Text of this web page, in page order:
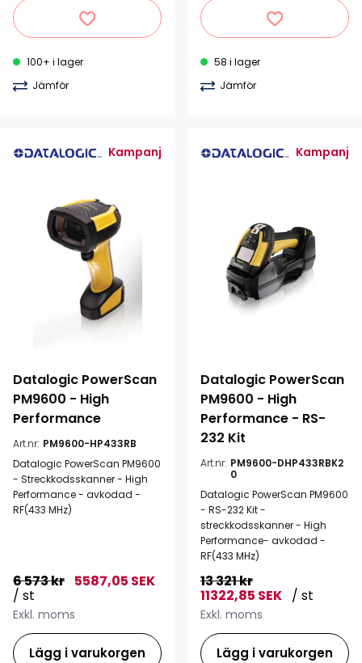
100+ i lager
Jämför
58 i lager
Jämför
Kampanj
Datalogic PowerScan
PM9600 - High
Performance
Art.nr: PM9600-HP433RB
Datalogic PowerScan PM9600
- Streckkodsskanner - High
Performance - avkodad -
RF(433 MHz)
6 573 kr 5587,05 SEK
/ st
Exkl. moms
Lägg i varukorgen
Kampanj
Datalogic PowerScan
PM9600 - High
Performance - RS-
232 Kit
Art.nr: PM9600-DHP433RBK2
0
Datalogic PowerScan PM9600
- RS-232 Kit -
streckkodsskanner - High
Performance- avkodad -
RF(433 MHz)
13 321 kr
11322,85 SEK / st
Exkl. moms
Lägg i varukorgen